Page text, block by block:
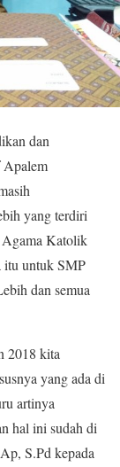
dan
Apalem
yang terdiri
Katolik
itu untuk SMP
dan semua
2018 kita
yang ada di
artinya
hal ini sudah di
S.Pd kepada